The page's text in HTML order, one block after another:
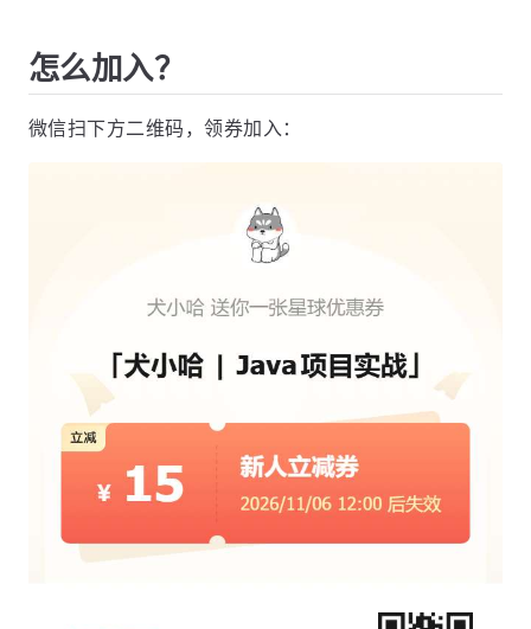
怎么加入？
微信扫下方二维码，领券加入：